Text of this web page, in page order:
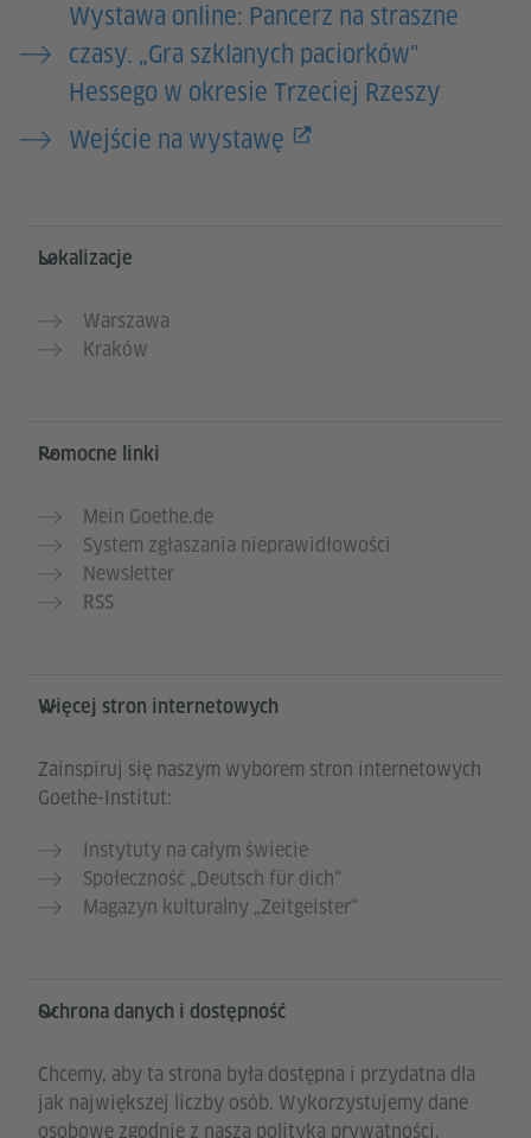
Wystawa online: Pancerz na straszne
czasy. „Gra szklanych paciorków"
Hessego w okresie Trzeciej Rzeszy
Wejście na wystawę
Service- und Informationsbereich
Lokalizacje
Warszawa
Kraków
Pomocne linki
Mein Goethe.de
System zgłaszania nieprawidłowości
Newsletter
RSS
Więcej stron internetowych
Zainspiruj się naszym wyborem stron internetowych
Goethe-Institut:
Instytuty na całym świecie
Społeczność „Deutsch für dich“
Magazyn kulturalny „Zeitgeister“
Ochrona danych i dostępność
Chcemy, aby ta strona była dostępna i przydatna dla
jak największej liczby osób. Wykorzystujemy dane
osobowe zgodnie z naszą polityką prywatności.